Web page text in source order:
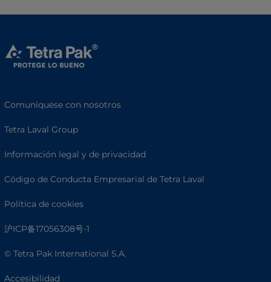
Comuníquese con nosotros
Tetra Laval Group
Información legal y de privacidad
Código de Conducta Empresarial de Tetra Laval
Política de cookies
沪ICP备17056308号-1
© Tetra Pak International S.A.
Accesibilidad